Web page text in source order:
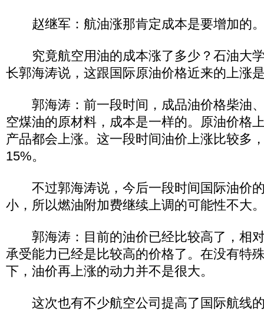
赵继军：航油涨那肯定成本是要增加的
究竟航空用油的成本涨了多少？石油大
长郭海涛说，这跟国际原油价格近来的上涨
郭海涛：前一段时间，成品油价格柴油
空煤油的原材料，成本是一样的。原油价格
产品都会上涨。这一段时间油价上涨比较多
15%。
不过郭海涛说，今后一段时间国际油价
小，所以燃油附加费继续上调的可能性不大
郭海涛：目前的油价已经比较高了，相
承受能力已经是比较高的价格了。在没有特
下，油价再上涨的动力并不是很大。
这次也有不少航空公司提高了国际航线